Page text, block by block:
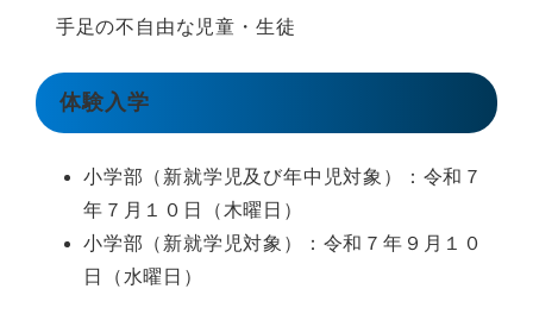
手足の不自由な児童・生徒
体験入学
小学部（新就学児及び年中児対象）：令和７
年７月１０日（木曜日）
小学部（新就学児対象）：令和７年９月１０
日（水曜日）